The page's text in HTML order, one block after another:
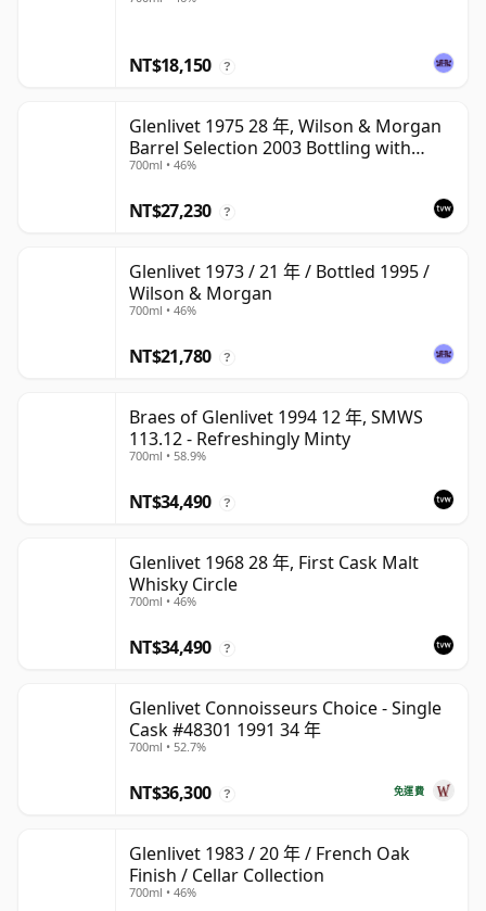
NT$18,150 ?
Glenlivet 1975 28 年, Wilson & Morgan
Barrel Selection 2003 Bottling with
Wooden Box
700ml • 46%
NT$27,230 ?
Glenlivet 1973 / 21 年 / Bottled 1995 /
Wilson & Morgan
700ml • 46%
NT$21,780 ?
Braes of Glenlivet 1994 12 年, SMWS
113.12 - Refreshingly Minty
700ml • 58.9%
NT$34,490 ?
Glenlivet 1968 28 年, First Cask Malt
Whisky Circle
700ml • 46%
NT$34,490 ?
Glenlivet Connoisseurs Choice - Single
Cask #48301 1991 34 年
700ml • 52.7%
免運費
NT$36,300 ?
Glenlivet 1983 / 20 年 / French Oak
Finish / Cellar Collection
700ml • 46%